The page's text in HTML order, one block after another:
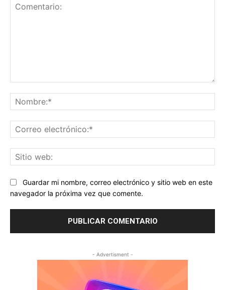
Guardar mi nombre, correo electrónico y sitio web en este
navegador la próxima vez que comente.
- Advertisment -